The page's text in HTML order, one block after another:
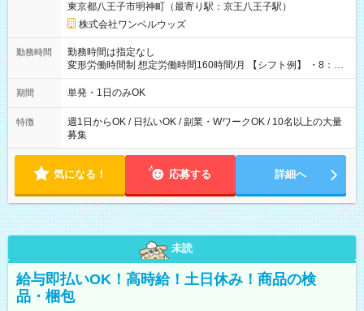
東京都八王子市明神町（最寄り駅：京王八王子駅）
株式会社ワンベルウッズ
勤務時間
勤務時間は指定なし
変形労働時間制 想定労働時間160時間/月 【シフト例】 ・8：00
～21：00
期間 単発・1日のみOK
特徴
週1日からOK / 日払いOK / 副業・WワークOK / 10名以上の大量
募集
気になる！ 応募する 詳細へ
未読
給与即払いOK！高時給！土日休み！商品の検
品・梱包